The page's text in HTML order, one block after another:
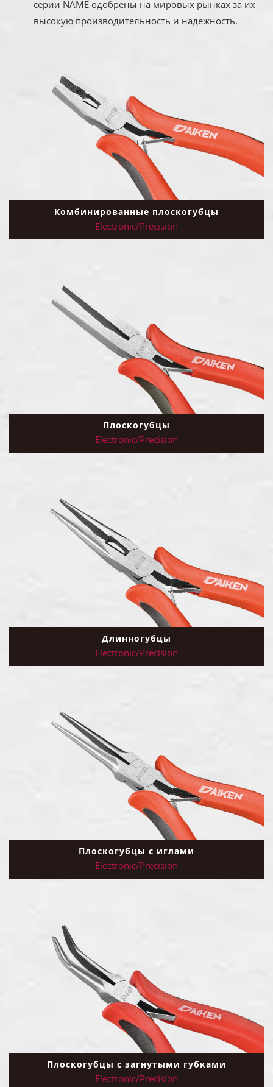
серии NAME одобрены на мировых рынках за их
высокую производительность и надежность.
Комбинированные плоскогубцы
Electronic/Precision
Плоскогубцы
Electronic/Precision
Длинногубцы
Electronic/Precision
Плоскогубцы с иглами
Electronic/Precision
Плоскогубцы с загнутыми губками
Electronic/Precision